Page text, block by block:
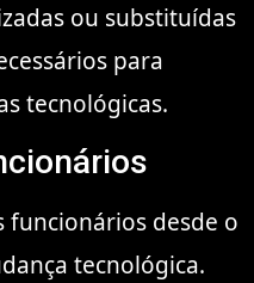
ou substituídas
para
tecnológicas.
funcionários desde o
tecnológica.